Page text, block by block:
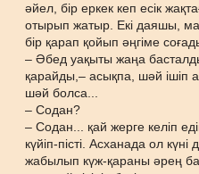
әйел, бір еркек кеп есік
отырып жатыр. Екі даяшы,
бір қарап қойып әңгіме
– Әбед уақыты жаңа
қарайды,– асықпа, шәй ішіп
шәй болса...
– Содан?
– Содан... қай жерге келіп
күйіп-пісті. Асханада ол күні
жабылып күж-қараны әрең